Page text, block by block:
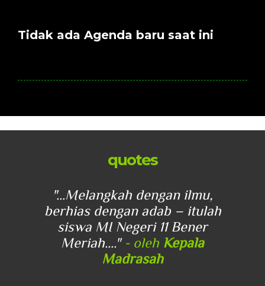
Tidak ada Agenda baru saat ini
quotes
"...Melangkah dengan ilmu,
berhias dengan adab – itulah
siswa MI Negeri 11 Bener
Meriah...." - oleh Kepala
Madrasah